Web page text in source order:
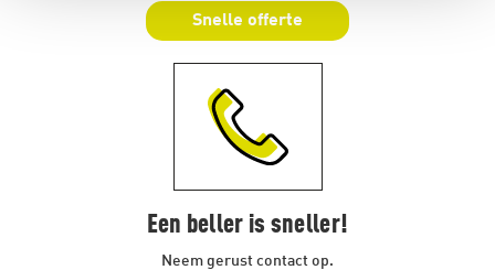
Snelle offerte
Een beller is sneller!
Neem gerust contact op.